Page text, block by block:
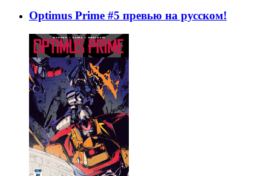
Optimus Prime #5 превью на русском!